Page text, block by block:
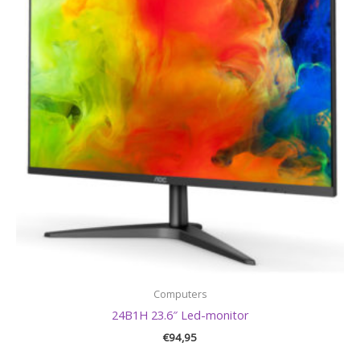
Computers
24B1H 23.6″ Led-monitor
€94,95